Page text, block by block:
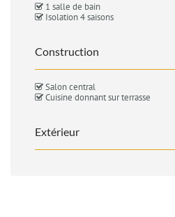
1 salle de bain
Isolation 4 saisons
Construction
Salon central
Cuisine donnant sur terrasse
Extérieur